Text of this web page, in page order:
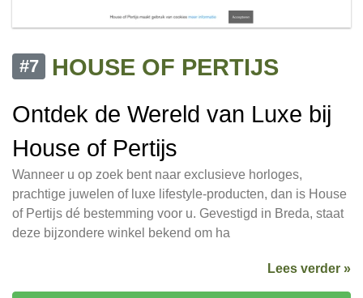
#7
HOUSE OF PERTIJS
Ontdek de Wereld van Luxe bij
House of Pertijs
Wanneer u op zoek bent naar exclusieve horloges,
prachtige juwelen of luxe lifestyle-producten, dan is House
of Pertijs dé bestemming voor u. Gevestigd in Breda, staat
deze bijzondere winkel bekend om ha
Lees verder »